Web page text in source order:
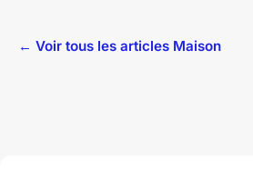
← Voir tous les articles Maison